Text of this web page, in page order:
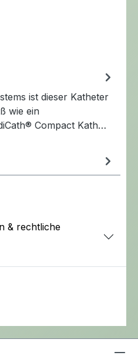
ist dieser Katheter
wie ein
Compact Kath…
& rechtliche